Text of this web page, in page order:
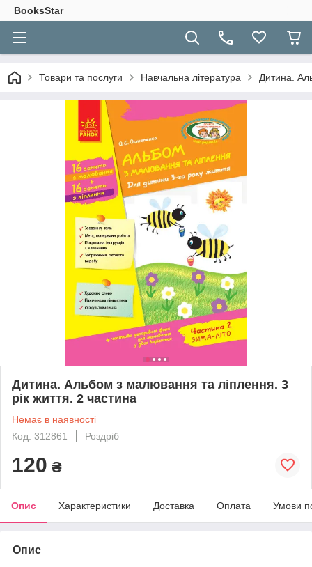
BooksStar
Товари та послуги Навчальна література Дитина.
Дитина. Альбом з малювання та ліплення. 3
рік життя. 2 частина
Немає в наявності
Код: 312861
Роздріб
120 ₴
Опис Характеристики Доставка Оплата Умови
Опис